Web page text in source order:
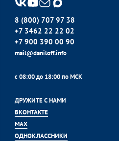
8 (800) 707 97 38
+7 3462 22 22 02
+7 900 390 00 90
mail@daniloff.info
с 08:00 до 18:00 по МСК
ДРУЖИТЕ С НАМИ
ВКОНТАКТЕ
MAX
ОДНОКЛАССНИКИ